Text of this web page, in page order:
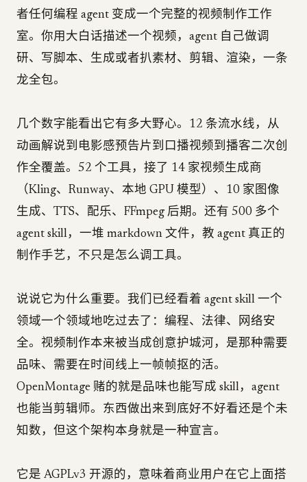
者任何编程 agent 变成一个完整的视频制作工作
室。你用大白话描述一个视频，agent 自己做调
研、写脚本、生成或者扒素材、剪辑、渲染，一条
龙全包。
几个数字能看出它有多大野心。12 条流水线，从
动画解说到电影感预告片到口播视频到播客二次创
作全覆盖。52 个工具，接了 14 家视频生成商
（Kling、Runway、本地 GPU 模型）、10 家图像
生成、TTS、配乐、FFmpeg 后期。还有 500 多个
agent skill，一堆 markdown 文件，教 agent 真正的
制作手艺，不只是怎么调工具。
说说它为什么重要。我们已经看着 agent skill 一个
领域一个领域地吃过去了：编程、法律、网络安
全。视频制作本来被当成创意护城河，是那种需要
品味、需要在时间线上一帧帧抠的活。
OpenMontage 赌的就是品味也能写成 skill，agent
也能当剪辑师。东西做出来到底好不好看还是个未
知数，但这个架构本身就是一种宣言。
它是 AGPLv3 开源的，意味着商业用户在它上面搭